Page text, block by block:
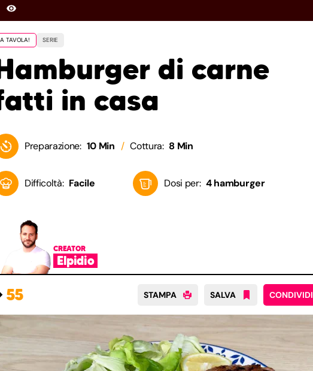
A TAVOLA! SERIE
di carne
in casa
Preparazione: 10 Min Cottura: 8 Min
Difficoltà: Facile Dosi per: 4 hamburger
CREATOR
Elpidio
55 STAMPA SALVA CONDIVIDI